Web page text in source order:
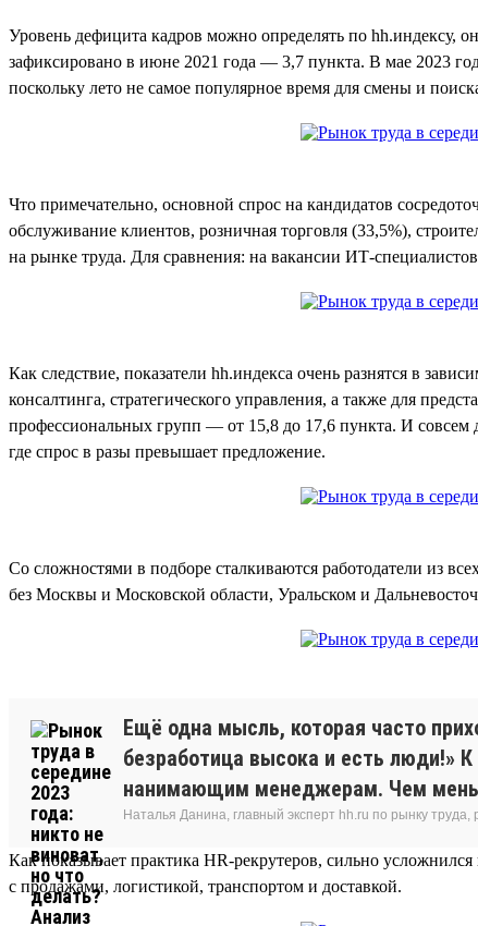
Уровень дефицита кадров можно определять по hh.индексу,
зафиксировано в июне 2021 года — 3,7 пункта. В мае 2023
поскольку лето не самое популярное время для смены и
Что примечательно, основной спрос на кандидатов
обслуживание клиентов, розничная торговля (33,5%),
на рынке труда. Для сравнения: на вакансии ИТ-
Как следствие, показатели hh.индекса очень разнятся в
консалтинга, стратегического управления, а также для
профессиональных групп — от 15,8 до 17,6 пункта. И совсем
где спрос в разы превышает предложение.
Со сложностями в подборе сталкиваются работодатели из
без Москвы и Московской области, Уральском и
Ещё одна мысль, которая часто
безработица высока и есть люди!»
нанимающим менеджерам. Чем
Наталья Данина, главный эксперт hh.ru по рынку
Как показывает практика HR-рекрутеров, сильно
с продажами, логистикой, транспортом и доставкой.